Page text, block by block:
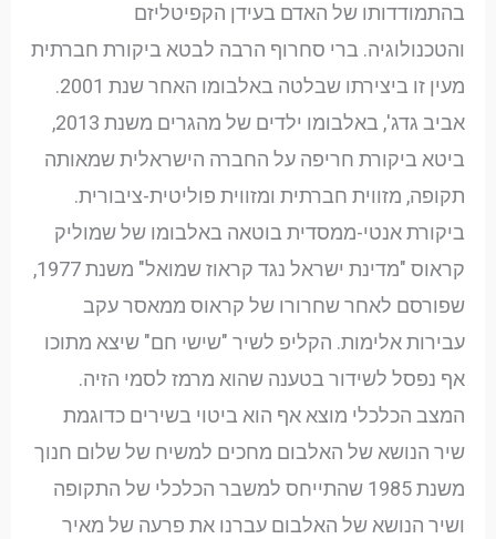
בהתמודדותו של האדם בעידן הקפיטליזם
והטכנולוגיה. ברי סחרוף הרבה לבטא ביקורת חברתית
מעין זו ביצירתו שבלטה באלבומו האחר שנת 2001.
אביב גדג', באלבומו ילדים של מהגרים משנת 2013,
ביטא ביקורת חריפה על החברה הישראלית שמאותה
תקופה, מזווית חברתית ומזווית פוליטית-ציבורית.
ביקורת אנטי-ממסדית בוטאה באלבומו של שמוליק
קראוס "מדינת ישראל נגד קראוז שמואל" משנת 1977,
שפורסם לאחר שחרורו של קראוס ממאסר עקב
עבירות אלימות. הקליפ לשיר "שישי חם" שיצא מתוכו
אף נפסל לשידור בטענה שהוא מרמז לסמי הזיה.
המצב הכלכלי מוצא אף הוא ביטוי בשירים כדוגמת
שיר הנושא של האלבום מחכים למשיח של שלום חנוך
משנת 1985 שהתייחס למשבר הכלכלי של התקופה
ושיר הנושא של האלבום עברנו את פרעה של מאיר